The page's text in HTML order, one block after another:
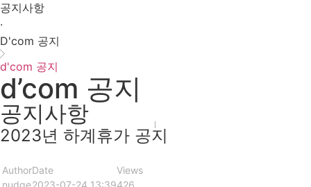
공지사항
·
D'com 공지
d'com 공지
d’com 공지
공지사항
2023년 하계휴가 공지
AuthorDate
Views